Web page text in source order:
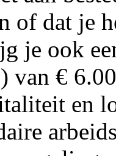
of dat je
je ook
van €
en